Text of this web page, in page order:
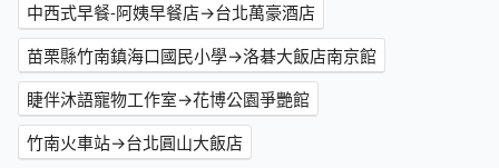
中西式早餐-阿姨早餐店→台北萬豪酒店
苗栗縣竹南鎮海口國民小學→洛碁大飯店南京館
睫伴沐語寵物工作室→花博公園爭艷館
竹南火車站→台北圓山大飯店